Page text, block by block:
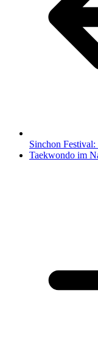
Sinchon
Taekwondo im